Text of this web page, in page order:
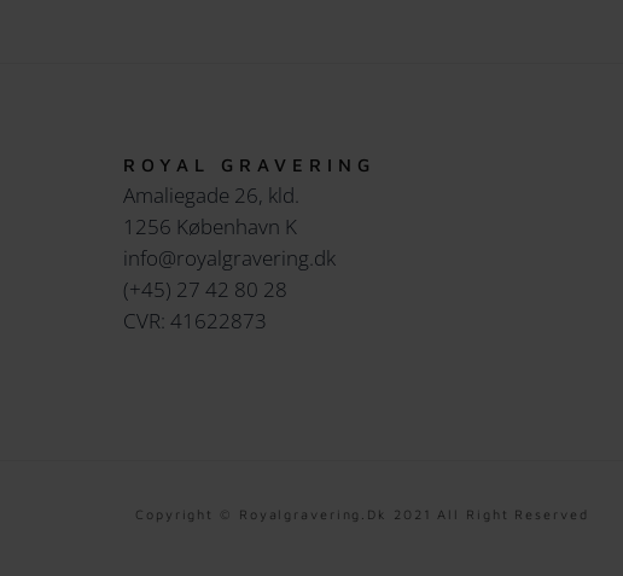
ROYAL GRAVERING
Amaliegade 26, kld.
1256 København K
info@royalgravering.dk
(+45) 27 42 80 28
CVR: 41622873
Copyright © Royalgravering.dk 2021 All Right Reserved